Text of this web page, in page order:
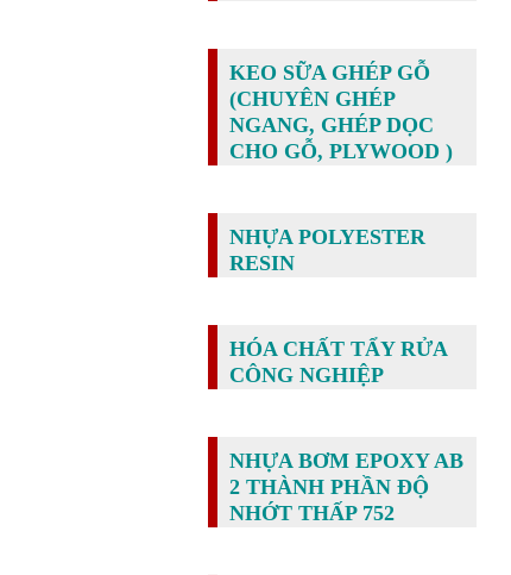
KEO SỮA GHÉP GỖ
(CHUYÊN GHÉP
NGANG, GHÉP DỌC
CHO GỖ, PLYWOOD )
NHỰA POLYESTER
RESIN
HÓA CHẤT TẨY RỬA
CÔNG NGHIỆP
NHỰA BƠM EPOXY AB
2 THÀNH PHẦN ĐỘ
NHỚT THẤP 752